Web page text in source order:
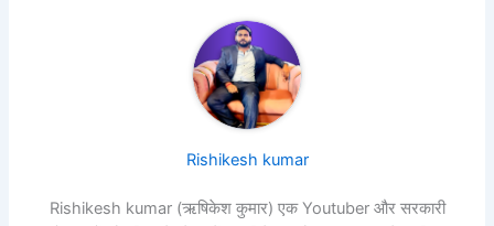
Rishikesh kumar
Rishikesh kumar (ऋषिकेश कुमार) एक Youtuber और सरकारी